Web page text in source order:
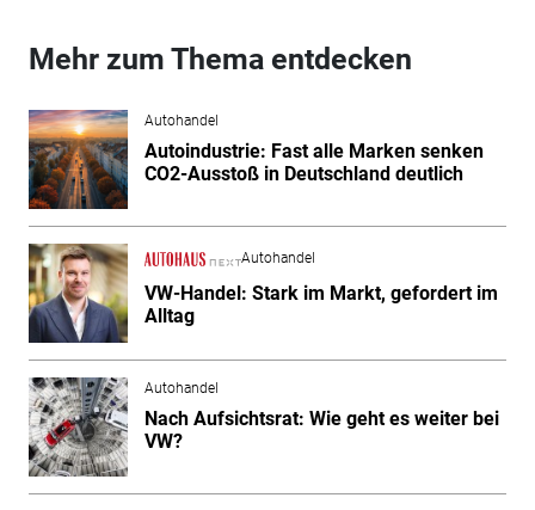
Mehr zum Thema entdecken
Autohandel
Autoindustrie: Fast alle Marken senken
CO2-Ausstoß in Deutschland deutlich
Autohandel
VW-Handel: Stark im Markt, gefordert im
Alltag
Autohandel
Nach Aufsichtsrat: Wie geht es weiter bei
VW?